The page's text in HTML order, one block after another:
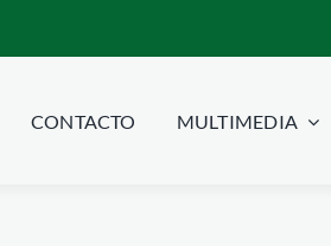
CONTACTO MULTIMEDIA